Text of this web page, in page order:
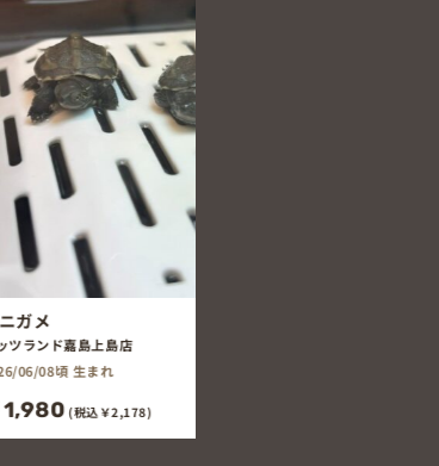
ペッツランド嘉島上島店
2026/06/09頃 生まれ
￥24,800 (税込￥27,280)